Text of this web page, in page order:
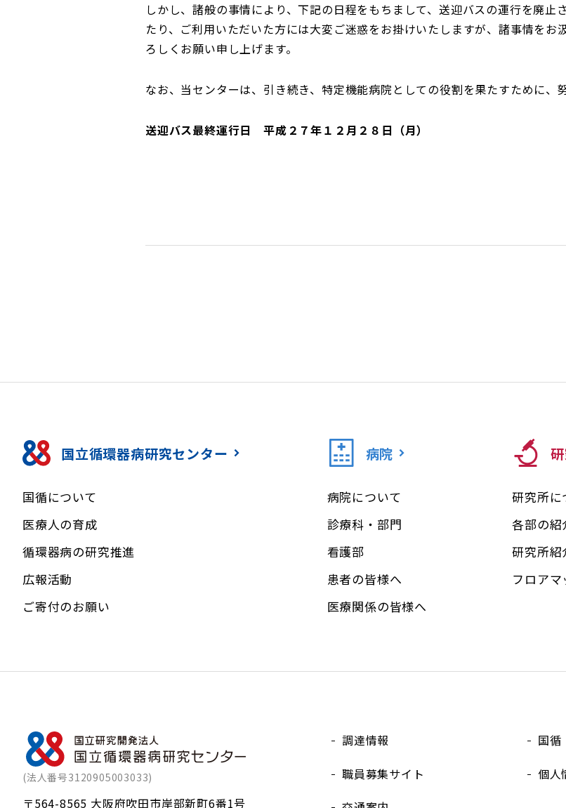
しかし、諸般の事情により、下記の日程をもちまして、送迎バスの運行を廃止
たり、ご利用いただいた方には大変ご迷惑をお掛けいたしますが、諸事情をお
ろしくお願い申し上げます。
なお、当センターは、引き続き、特定機能病院としての役割を果たすために、
送迎バス最終運行日 平成２７年１２月２８日（月）
国立循環器病研究センター
国循について
医療人の育成
循環器病の研究推進
広報活動
ご寄付のお願い
病院
病院について
診療科・部門
看護部
患者の皆様へ
医療関係の皆様へ
研究所に
各部の紹
研究所紹
フロアマ
(法人番号3120905003033)
〒564-8565 大阪府吹田市岸部新町6番1号
調達情報 国
職員募集サイト
個人